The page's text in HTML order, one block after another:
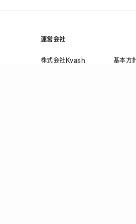
運営会社
株式会社Kyash 基本方